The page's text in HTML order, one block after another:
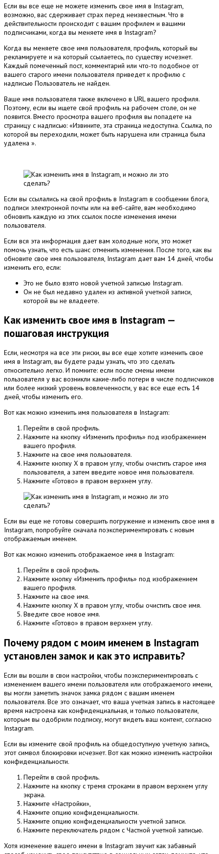
Если вы все еще не можете изменить свое имя в Instagram,
возможно, вас сдерживает страх перед неизвестным. Что в
действительности происходит с вашим профилем и вашими
подписчиками, когда вы меняете имя в Instagram?
Когда вы меняете свое имя пользователя, профиль, который вы
рекламируете и на который ссылаетесь, по существу исчезнет.
Каждый помеченный пост, комментарий или что-то подобное от
вашего старого имени пользователя приведет к профилю с
надписью Пользователь не найден.
Ваше имя пользователя также включено в URL вашего профиля.
Поэтому, если вы ищете свой профиль на рабочем столе, он не
появится. Вместо просмотра вашего профиля вы попадете на
страницу с надписью: «Извините, эта страница недоступна. Ссылка, по
которой вы переходили, может быть нарушена или страница была
удалена ».
Если вы ссылались на свой профиль в Instagram в сообщении блога,
подписи электронной почты или на веб-сайте, вам необходимо
обновить каждую из этих ссылок после изменения имени
пользователя.
Если вся эта информация дает вам холодные ноги, это может
помочь узнать, что есть шанс отменить изменения. После того, как вы
обновите свое имя пользователя, Instagram дает вам 14 дней, чтобы
изменить его, если:
Это не было взято новой учетной записью Instagram.
Он не был недавно удален из активной учетной записи,
которой вы не владеете.
Как изменить свое имя в Instagram —
пошаговая инструкция
Если, несмотря на все эти риски, вы все еще хотите изменить свое
имя в Instagram, вы будете рады узнать, что это сделать
относительно легко. И помните: если после смены имени
пользователя у вас возникли какие-либо потери в числе подписчиков
или более низкий уровень вовлеченности, у вас все еще есть 14
дней, чтобы изменить его.
Вот как можно изменить имя пользователя в Instagram:
Перейти в свой профиль.
Нажмите на кнопку «Изменить профиль» под изображением
вашего профиля.
Нажмите на свое имя пользователя.
Нажмите кнопку X в правом углу, чтобы очистить старое имя
пользователя, а затем введите новое имя пользователя.
Нажмите «Готово» в правом верхнем углу.
Если вы еще не готовы совершить погружение и изменить свое имя в
Instagram, попробуйте сначала поэкспериментировать с новым
отображаемым именем.
Вот как можно изменить отображаемое имя в Instagram:
Перейти в свой профиль.
Нажмите кнопку «Изменить профиль» под изображением
вашего профиля.
Нажмите на свое имя.
Нажмите кнопку X в правом углу, чтобы очистить свое имя.
Введите свое новое имя.
Нажмите «Готово» в правом верхнем углу.
Почему рядом с моим именем в Instagram
установлен замок и как это исправить?
Если вы вошли в свои настройки, чтобы поэкспериментировать с
изменением вашего имени пользователя или отображаемого имени,
вы могли заметить значок замка рядом с вашим именем
пользователя. Все это означает, что ваша учетная запись в настоящее
время настроена как конфиденциальная, и только пользователи,
которым вы одобрили подписку, могут видеть ваш контент, согласно
Instagram.
Если вы измените свой профиль на общедоступную учетную запись,
этот символ блокировки исчезнет. Вот как можно изменить настройки
конфиденциальности.
Перейти в свой профиль.
Нажмите на кнопку с тремя строками в правом верхнем углу
экрана.
Нажмите «Настройки»,
Нажмите опцию конфиденциальности.
Нажмите опцию конфиденциальности учетной записи.
Нажмите переключатель рядом с Частной учетной записью.
Хотя изменение вашего имени в Instagram звучит как забавный